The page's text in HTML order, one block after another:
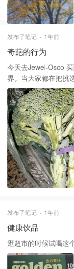
发布了笔记 1年前
奇葩的行为
今天去Jewel-Osco
界。当大家都在把挑
兰花的茎只拿花的部分。 当时大家都傻了眼。 我是第一
人。 不知道大家有
发布了笔记 1年前
健康饮品
逛超市的时候试喝这